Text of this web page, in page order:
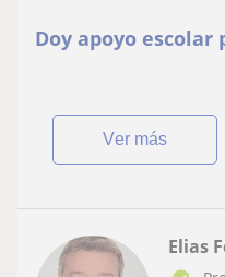
Doy apoyo
ver más
Elias